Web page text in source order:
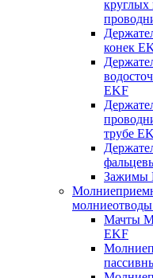
круглых
конек
EKF
трубе
Зажимы
Мачты
EKF